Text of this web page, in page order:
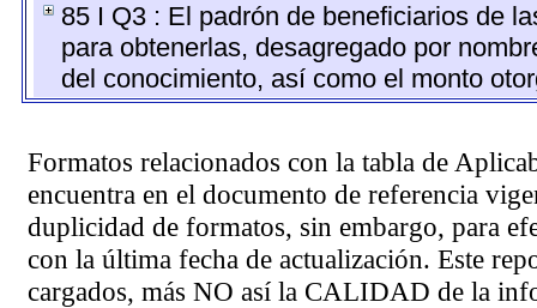
85 I Q3 : El padrón de beneficiarios de
para obtenerlas, desagregado por
del conocimiento, así como el monto
Formatos relacionados con la tabla de
encuentra en el documento de referencia
duplicidad de formatos, sin embargo, para
con la última fecha de actualización. Este
cargados, más NO así la CALIDAD de la